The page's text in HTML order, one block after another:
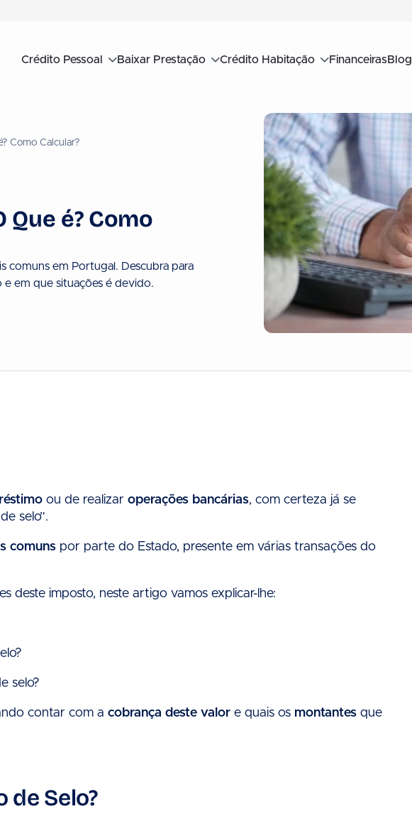
Crédito Pessoal Baixar Prestação Crédito Habitação FinanceirasBlog
Como Calcular?
Que é? Como
comuns em Portugal. Descubra para
em que situações é devido.
ou de realizar operações bancárias, com certeza já se
selo”.
comuns por parte do Estado, presente em várias transações do
deste imposto, neste artigo vamos explicar-lhe:
selo?
contar com a cobrança deste valor e quais os montantes que
de Selo?